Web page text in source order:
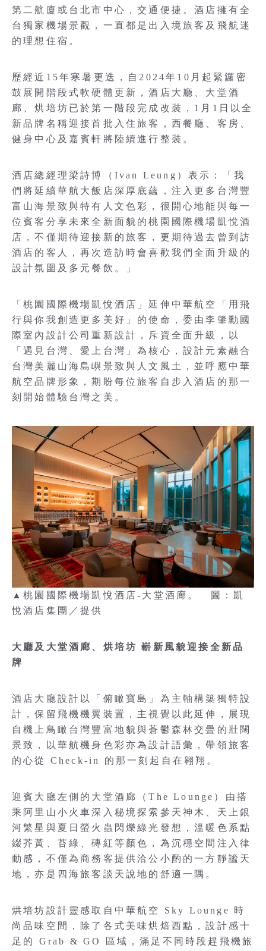
第二航廈或台北市中心，交通便捷。酒店擁有全
台獨家機場景觀，一直都是出入境旅客及飛航迷
的理想住宿。
歷經近15年寒暑更迭，自2024年10月起緊鑼密
鼓展開階段式軟硬體更新，酒店大廳、大堂酒
廊、烘培坊已於第一階段完成改裝，1月1日以全
新品牌名稱迎接首批入住旅客，西餐廳、客房、
健身中心及嘉賓軒將陸續進行整裝。
酒店總經理梁詩博（Ivan Leung）表示：「我
們將延續華航大飯店深厚底蘊，注入更多台灣豐
富山海景致與特有人文色彩，很開心地能與每一
位賓客分享未來全新面貌的桃園國際機場凱悅酒
店，不僅期待迎接新的旅客，更期待過去曾到訪
酒店的客人，再次造訪時會喜歡我們全面升級的
設計氛圍及多元餐飲。」
「桃園國際機場凱悅酒店」延伸中華航空「用飛
行與你我創造更多美好」的使命，委由李肇勳國
際室內設計公司重新設計，斥資全面升級，以
「遇見台灣、愛上台灣」為核心，設計元素融合
台灣美麗山海島嶼景致與人文風土，並呼應中華
航空品牌形象，期盼每位旅客自步入酒店的那一
刻開始體驗台灣之美。
▲桃園國際機場凱悅酒店-大堂酒廊。 圖：凱
悅酒店集團／提供
大廳及大堂酒廊、烘培坊 嶄新風貌迎接全新品
牌
酒店大廳設計以「俯瞰寶島」為主軸構築獨特設
計，保留飛機機翼裝置，主視覺以此延伸，展現
自機上鳥瞰台灣豐富地貌與蒼鬱森林交疊的壯闊
景致，以華航機身色彩亦為設計語彙，帶領旅客
的心從 Check-in 的那一刻起自在翱翔。
迎賓大廳左側的大堂酒廊（The Lounge）由搭
乘阿里山小火車深入秘境探索參天神木、天上銀
河繁星與夏日螢火蟲閃爍綠光發想，溫暖色系點
綴芥黃、苔綠、磚紅等顏色，為沉穩空間注入律
動感，不僅為商務客提供洽公小酌的一方靜謐天
地，亦是四海旅客談天說地的舒適一隅。
烘培坊設計靈感取自中華航空 Sky Lounge 時
尚品味空間，除了各式美味烘焙西點，設計感十
足的 Grab & GO 區域，滿足不同時段趕飛機旅